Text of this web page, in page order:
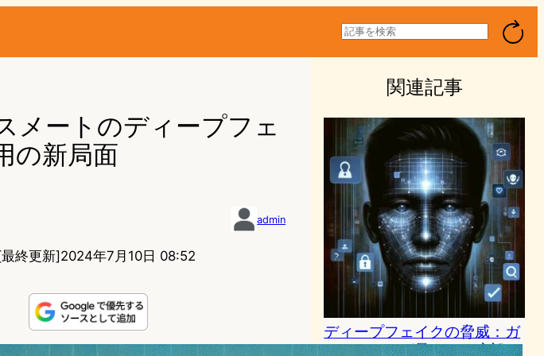
検
索
メートのディープフェ
の新局面
admin
終更新]2024年7月10日 08:52
関連記事
ディープフェイクの脅威：ガ
ーディアンが暴くAIの暗部と